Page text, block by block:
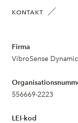
KONTAKT
Firma
VibroSense
556669-2223
LEI-kod